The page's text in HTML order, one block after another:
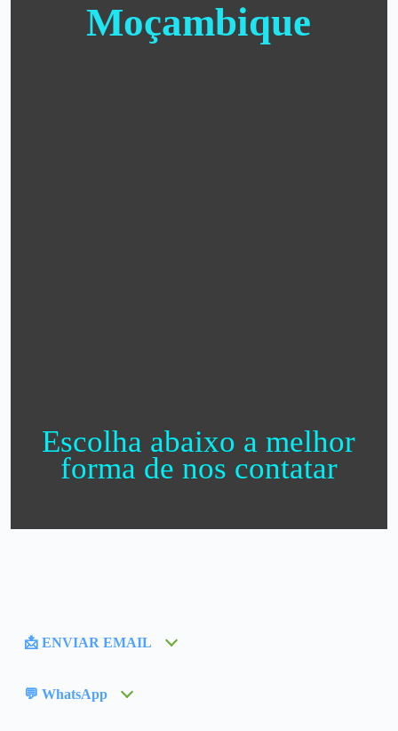
Moçambique
Escolha abaixo a melhor
forma de nos contatar
📩 ENVIAR EMAIL
💬 WhatsApp